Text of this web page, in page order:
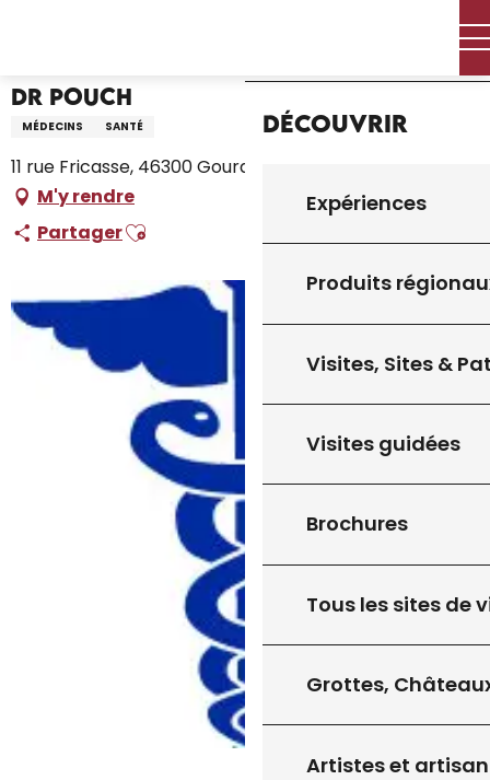
principal
Découvrir
Expériences
Produits
Visites, Sites &
Visites guidées
Brochures
Tous les sites de
Grottes,
Artistes et
Dr Pouch
MÉDECINS SANTÉ
11 rue Fricasse, 46300 Gourdon
M'y rendre
PartagerAjouter aux favoris